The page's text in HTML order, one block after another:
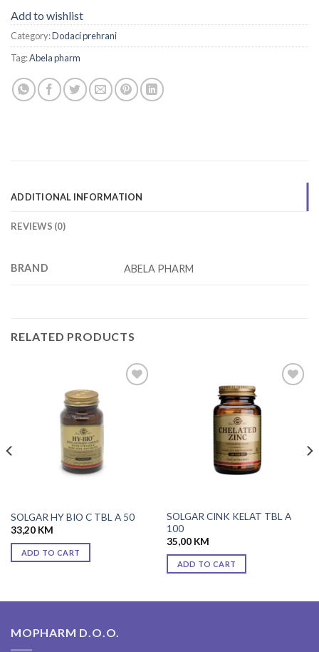
Add to wishlist
Category:Dodaci prehrani
Tag:Abela pharm
ADDITIONAL INFORMATION
REVIEWS (0)
BRAND ABELA PHARM
RELATED PRODUCTS
SOLGAR HY BIO C TBL A 50
33,20 KM
ADD TO CART
SOLGAR CINK KELAT TBL A
100
35,00 KM
ADD TO CART
MOPHARM D.O.O.